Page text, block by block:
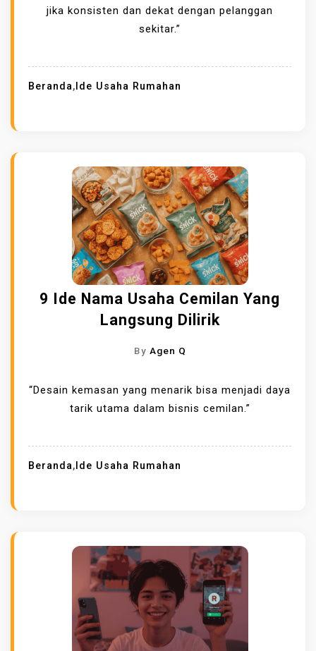
jika konsisten dan dekat dengan pelanggan
sekitar.”
Beranda, Ide Usaha Rumahan
9 Ide Nama Usaha Cemilan Yang
Langsung Dilirik
By Agen Q
“Desain kemasan yang menarik bisa menjadi daya
tarik utama dalam bisnis cemilan.”
Beranda, Ide Usaha Rumahan